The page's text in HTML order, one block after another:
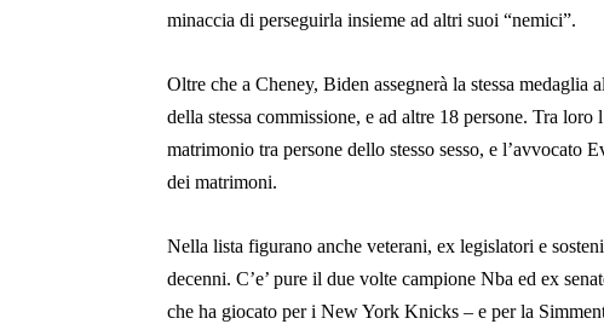
minaccia di perseguirla insieme ad altri suoi “nemici”.
Oltre che a Cheney, Biden assegnerà la stessa
della stessa commissione, e ad altre 18 persone. Tra
matrimonio tra persone dello stesso sesso, e l’avvocato
dei matrimoni.
Nella lista figurano anche veterani, ex legislatori e
decenni. C’e’ pure il due volte campione Nba ed ex
che ha giocato per i New York Knicks – e per la